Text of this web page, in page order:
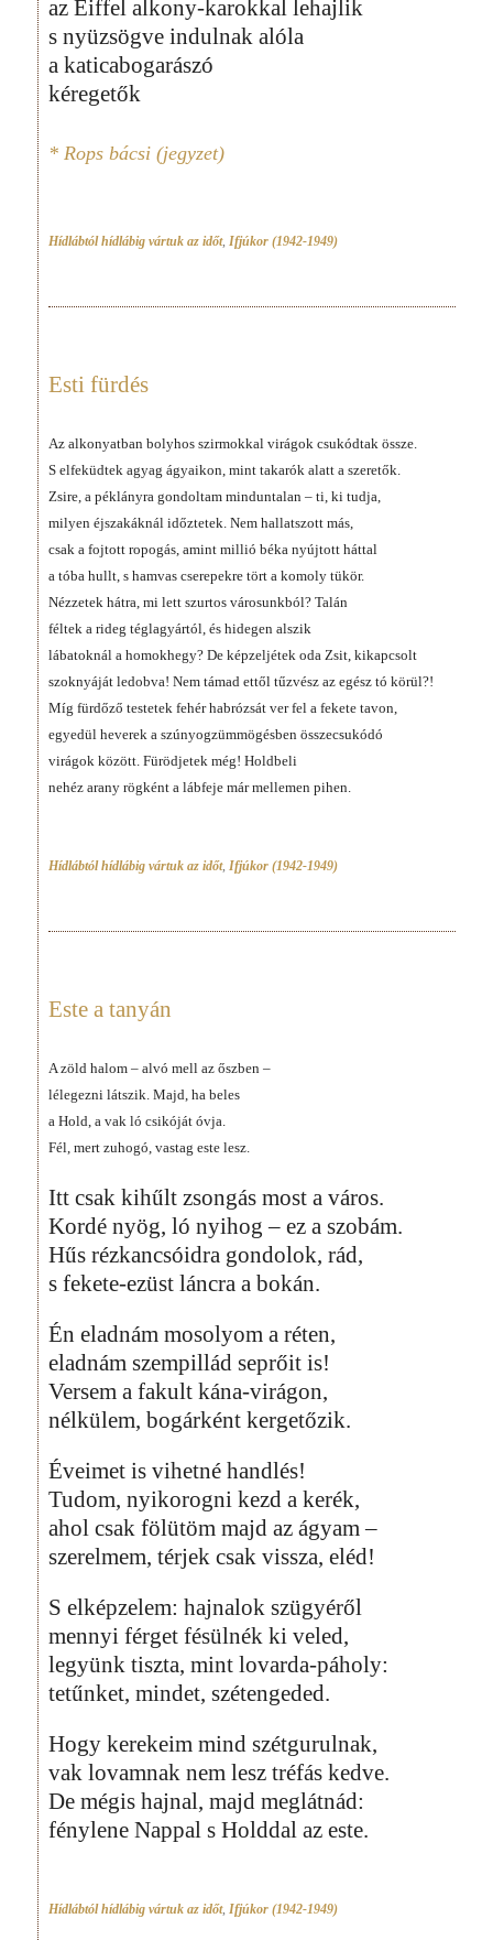
az Eiffel alkony-karokkal lehajlik
s nyüzsögve indulnak alóla
a katicabogarászó
kéregetők
* Rops bácsi (jegyzet)
Hídlábtól hídlábig vártuk az időt, Ifjúkor (1942-1949)
Esti fürdés
Az alkonyatban bolyhos szirmokkal virágok csukódtak össze.
S elfeküdtek agyag ágyaikon, mint takarók alatt a szeretők.
Zsire, a péklányra gondoltam minduntalan – ti, ki tudja,
milyen éjszakáknál időztetek. Nem hallatszott más,
csak a fojtott ropogás, amint millió béka nyújtott háttal
a tóba hullt, s hamvas cserepekre tört a komoly tükör.
Nézzetek hátra, mi lett szurtos városunkból? Talán
féltek a rideg téglagyártól, és hidegen alszik
lábatoknál a homokhegy? De képzeljétek oda Zsit, kikapcsolt
szoknyáját ledobva! Nem támad ettől tűzvész az egész tó körül?!
Míg fürdőző testetek fehér habrózsát ver fel a fekete tavon,
egyedül heverek a szúnyogzümmögésben összecsukódó
virágok között. Fürödjetek még! Holdbeli
nehéz arany rögként a lábfeje már mellemen pihen.
Hídlábtól hídlábig vártuk az időt, Ifjúkor (1942-1949)
Este a tanyán
A zöld halom – alvó mell az őszben –
lélegezni látszik. Majd, ha beles
a Hold, a vak ló csikóját óvja.
Fél, mert zuhogó, vastag este lesz.
Itt csak kihűlt zsongás most a város.
Kordé nyög, ló nyihog – ez a szobám.
Hűs rézkancsóidra gondolok, rád,
s fekete-ezüst láncra a bokán.
Én eladnám mosolyom a réten,
eladnám szempillád seprőit is!
Versem a fakult kána-virágon,
nélkülem, bogárként kergetőzik.
Éveimet is vihetné handlés!
Tudom, nyikorogni kezd a kerék,
ahol csak fölütöm majd az ágyam –
szerelmem, térjek csak vissza, eléd!
S elképzelem: hajnalok szügyéről
mennyi férget fésülnék ki veled,
legyünk tiszta, mint lovarda-páholy:
tetűnket, mindet, szétengeded.
Hogy kerekeim mind szétgurulnak,
vak lovamnak nem lesz tréfás kedve.
De mégis hajnal, majd meglátnád:
fénylene Nappal s Holddal az este.
Hídlábtól hídlábig vártuk az időt, Ifjúkor (1942-1949)